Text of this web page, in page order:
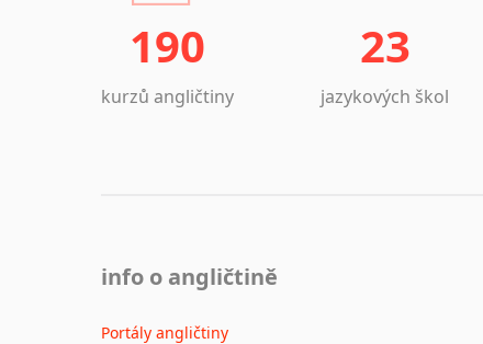
190
kurzů angličtiny
23
jazykových škol
info o angličtině
Portály angličtiny